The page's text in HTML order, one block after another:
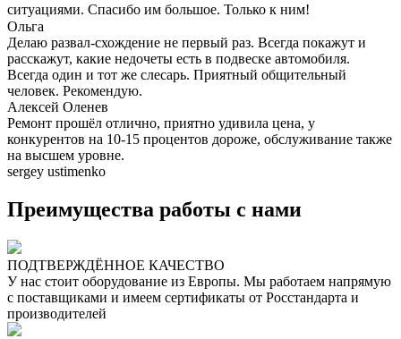
ситуациями. Спасибо им большое. Только к ним!
Ольга
Делаю развал-схождение не первый раз. Всегда покажут и
расскажут, какие недочеты есть в подвеске автомобиля.
Всегда один и тот же слесарь. Приятный общительный
человек. Рекомендую.
Алексей Оленев
Ремонт прошёл отлично, приятно удивила цена, у
конкурентов на 10-15 процентов дороже, обслуживание также
на высшем уровне.
sergey ustimenko
Преимущества работы с нами
ПОДТВЕРЖДЁННОЕ КАЧЕСТВО
У нас стоит оборудование из Европы. Мы работаем напрямую
с поставщиками и имеем сертификаты от Росстандарта и
производителей